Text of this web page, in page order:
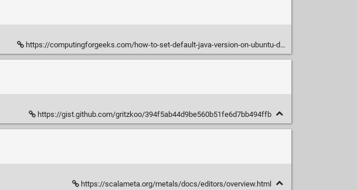
https://computingforgeeks.com/how-to-set-default-java-version-on-ubuntu-debian/
https://gist.github.com/gritzkoo/394f5ab44d9be560b51fe6d7bb494ffb
https://scalameta.org/metals/docs/editors/overview.html